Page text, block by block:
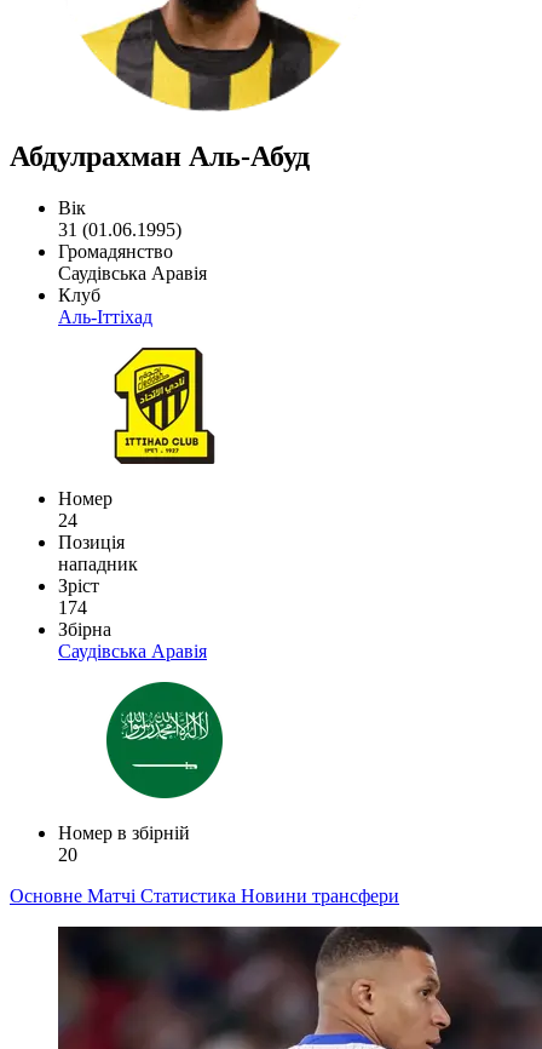
Абдулрахман Аль-Абуд
Вік
31 (01.06.1995)
Громадянство
Саудівська Аравія
Клуб
Аль-Іттіхад
Номер
24
Позиція
нападник
Зріст
174
Збірна
Саудівська Аравія
Номер в збірній
20
Основне Матчі Статистика Новини трансфери